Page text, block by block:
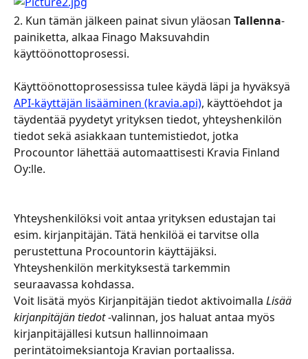
2. Kun tämän jälkeen painat sivun yläosan Tallenna-
painiketta, alkaa Finago Maksuvahdin
käyttöönottoprosessi.
Käyttöönottoprosessissa tulee käydä läpi ja hyväksyä
API-käyttäjän lisääminen (kravia.api), käyttöehdot ja
täydentää pyydetyt yrityksen tiedot, yhteyshenkilön
tiedot sekä asiakkaan tuntemistiedot, jotka
Procountor lähettää automaattisesti Kravia Finland
Oy:lle.
Yhteyshenkilöksi voit antaa yrityksen edustajan tai
esim. kirjanpitäjän. Tätä henkilöä ei tarvitse olla
perustettuna Procountorin käyttäjäksi.
Yhteyshenkilön merkityksestä tarkemmin
seuraavassa kohdassa.
Voit lisätä myös Kirjanpitäjän tiedot aktivoimalla Lisää
kirjanpitäjän tiedot -valinnan, jos haluat antaa myös
kirjanpitäjällesi kutsun hallinnoimaan
perintätoimeksiantoja Kravian portaalissa.